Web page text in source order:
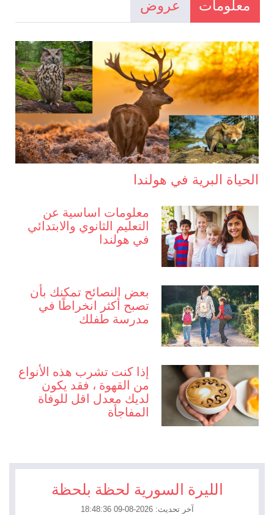
معلومات عروض
الحياة البرية في هولندا
معلومات اساسية عن
التعليم الثانوي والابتدائي
في هولندا
بعض النصائح تمكنك بأن
تصبح أكثر انخراطًا في
مدرسة طفلك
إذا كنت تشرب هذه الأنواع
من القهوة ، فقد يكون
لديك معدل اقل للوفاة
المفاجأة
الليرة السورية لحظة بلحظة
آخر تحديث: 2026-08-09 18:48:36